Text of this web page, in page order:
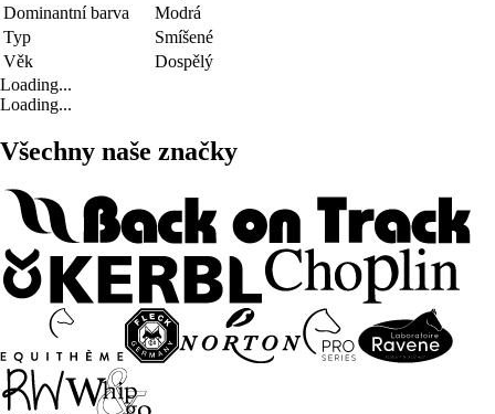
Dominantní barva
Modrá
Typ
Smíšené
Věk
Dospělý
Loading...
Loading...
Všechny naše značky